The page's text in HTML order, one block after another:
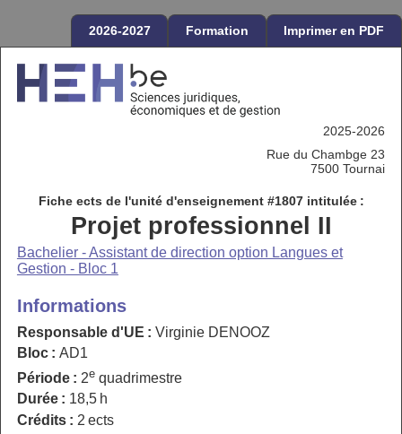
2026-2027 Formation Imprimer en PDF
2025-2026
Rue du Chambge 23
7500 Tournai
Fiche ects de l'unité d'enseignement #1807 intitulée :
Projet professionnel II
Bachelier - Assistant de direction option Langues et
Gestion - Bloc 1
Informations
Responsable d'UE : Virginie DENOOZ
Bloc : AD1
Période : 2equadrimestre
Durée : 18,5 h
Crédits : 2 ects